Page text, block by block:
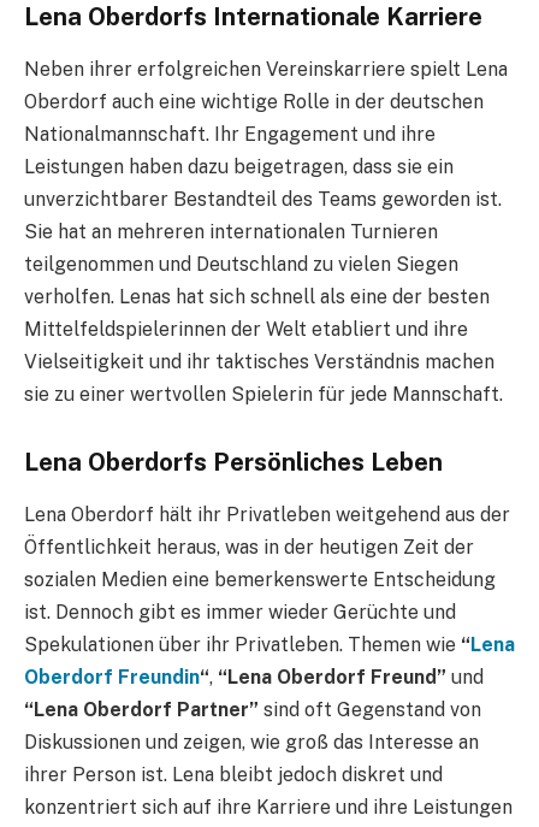
Lena Oberdorfs Internationale Karriere
Neben ihrer erfolgreichen Vereinskarriere spielt Lena
Oberdorf auch eine wichtige Rolle in der deutschen
Nationalmannschaft. Ihr Engagement und ihre
Leistungen haben dazu beigetragen, dass sie ein
unverzichtbarer Bestandteil des Teams geworden ist.
Sie hat an mehreren internationalen Turnieren
teilgenommen und Deutschland zu vielen Siegen
verholfen. Lenas hat sich schnell als eine der besten
Mittelfeldspielerinnen der Welt etabliert und ihre
Vielseitigkeit und ihr taktisches Verständnis machen
sie zu einer wertvollen Spielerin für jede Mannschaft.
Lena Oberdorfs Persönliches Leben
Lena Oberdorf hält ihr Privatleben weitgehend aus der
Öffentlichkeit heraus, was in der heutigen Zeit der
sozialen Medien eine bemerkenswerte Entscheidung
ist. Dennoch gibt es immer wieder Gerüchte und
Spekulationen über ihr Privatleben. Themen wie “ Lena
Oberdorf Freundin“, “Lena Oberdorf Freund” und
“Lena Oberdorf Partner” sind oft Gegenstand von
Diskussionen und zeigen, wie groß das Interesse an
ihrer Person ist. Lena bleibt jedoch diskret und
konzentriert sich auf ihre Karriere und ihre Leistungen